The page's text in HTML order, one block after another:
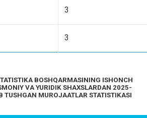
3
3
BOSHQARMASINING ISHONCH
VA YURIDIK SHAXSLARDAN 2025-
TUSHGAN MUROJAATLAR STATISTIKASI